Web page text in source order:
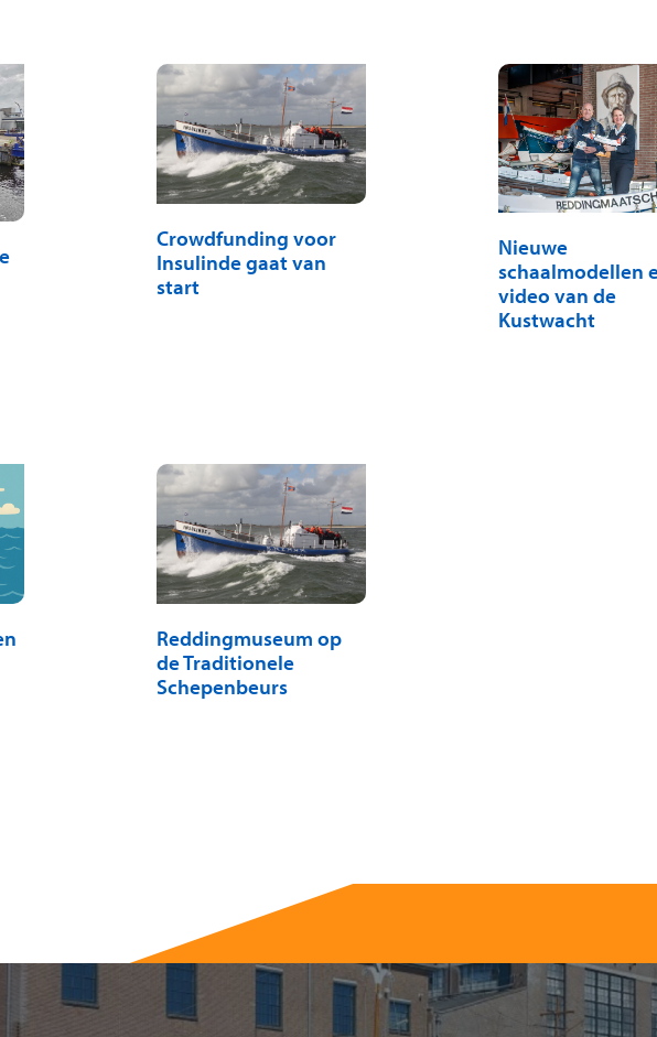
Crowdfunding voor
Insulinde gaat van
start
Nieuwe
schaalmodellen
video van de
Kustwacht
Reddingmuseum op
de Traditionele
Schepenbeurs